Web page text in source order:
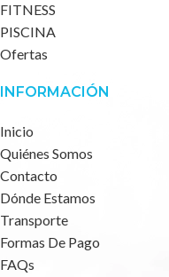
FITNESS
PISCINA
Ofertas
INFORMACIÓN
Inicio
Quiénes Somos
Contacto
Dónde Estamos
Transporte
Formas De Pago
FAQs